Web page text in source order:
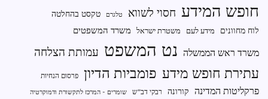
חופש המידע חסוי לשווא טלגרם
טקסט בהחלטה
לוח מחוונים
מידע לעם משטרת ישראל משרד המשפטים
משרד ראש הממשלה נט המשפט עמותת הצלחה
עתירת חופש מידע פומביות הדיון פרסום הנחיות
פרקליטות המדינה קורונה רבקי דב"ש שומרים - המרכז לתקשורת ודמוקרטיה